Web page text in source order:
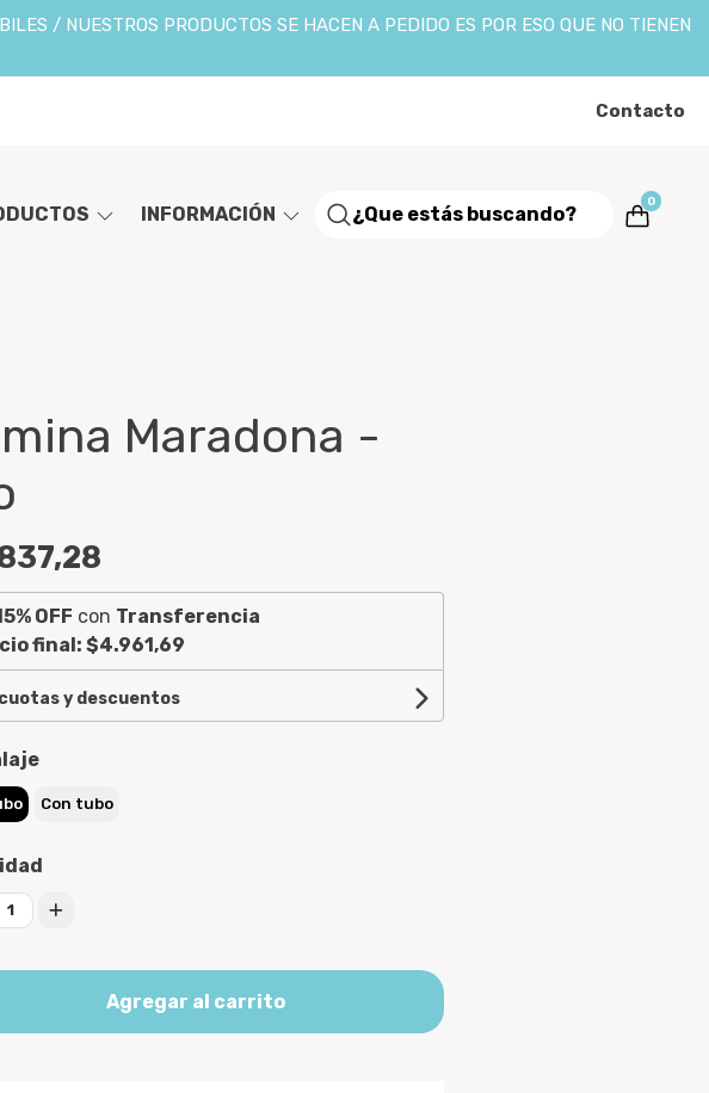
/ NUESTROS PRODUCTOS SE HACEN A PEDIDO ES POR ESO QUE NO TIENEN
Contacto
INFORMACIÓN
0
Maradona -
OFF con Transferencia
final: $4.961,69
y descuentos
Con tubo
1
Agregar al carrito